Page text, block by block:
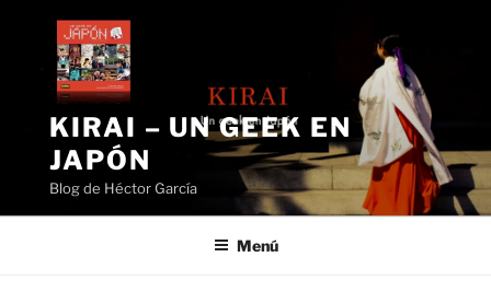
contenido
KIRAI – UN GEEK EN
JAPÓN
Blog de Héctor García
Menú